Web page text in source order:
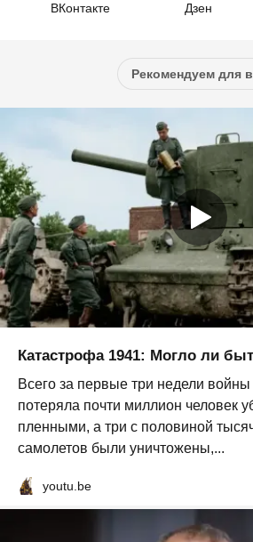
ВКонтакте Дзен
Рекомендуем для
Катастрофа 1941: Могло ли
Всего за первые три недели
потеряла почти миллион человек
пленными, а три с половиной
самолетов были уничтожены,...
youtu.be